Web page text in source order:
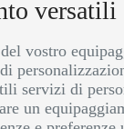
versatili
vostro
servizi di
un